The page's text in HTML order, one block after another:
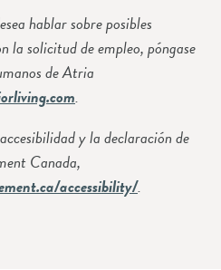
hablar sobre posibles
la solicitud de empleo, póngase
de Atria
.
y la declaración de
Canada,
accessibility/.